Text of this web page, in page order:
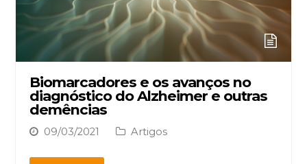
Biomarcadores e os avanços no
diagnóstico do Alzheimer e outras
demências
09/03/2021 Artigos